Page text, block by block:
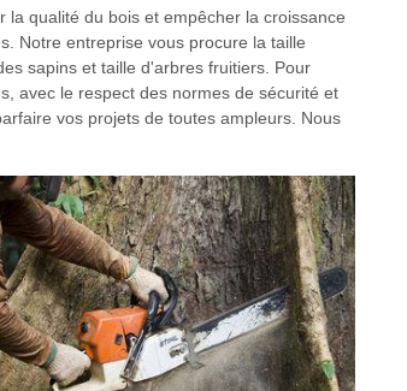
la qualité du bois et empêcher la croissance
Notre entreprise vous procure la taille
sapins et taille d'arbres fruitiers. Pour
avec le respect des normes de sécurité et
vos projets de toutes ampleurs. Nous